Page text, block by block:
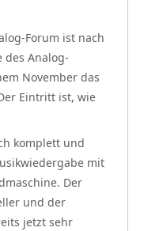
Forum ist nach
Analog-
November das
Eintritt ist, wie
komplett und
mit
. Der
und der
jetzt sehr